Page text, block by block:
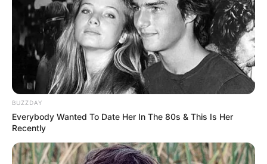
Gujarat 3,834
India 2,164
News 1,078
Astrology 521
International
health
Politics 322
BUZZDAY
Everybody Wanted To Date Her In The 80s & This Is Her
Recently